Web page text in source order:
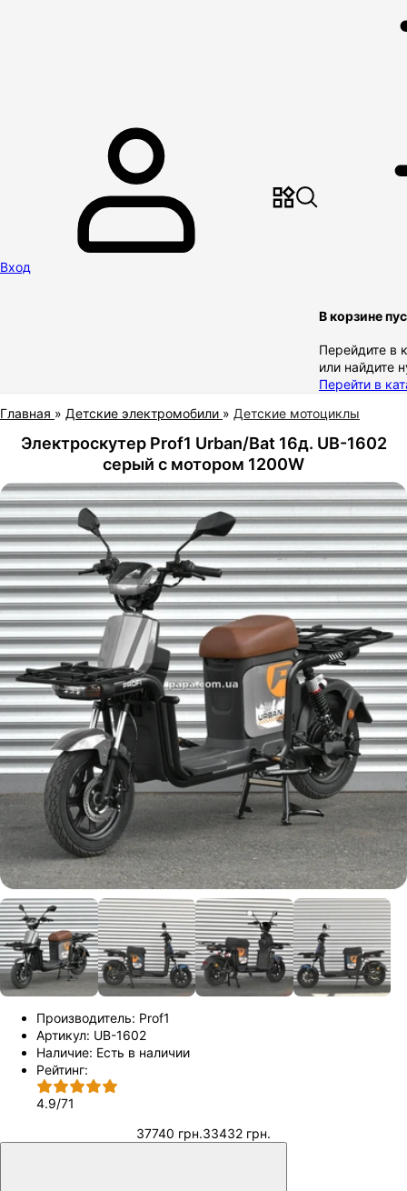
Вход
В корзине
Перейдите в
или найдите
Перейти в
Главная » Детские электромобили » Детские мотоциклы
Электроскутер Prof1 Urban/Bat 16д. UB-1602
серый с мотором 1200W
Производитель: Prof1
Артикул: UB-1602
Наличие: Есть в наличии
Рейтинг:
4.9/71
37740 грн.33432 грн.